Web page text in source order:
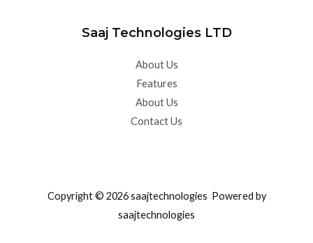
Saaj Technologies LTD
About Us
Features
About Us
Contact Us
Copyright © 2026 saajtechnologies Powered by
saajtechnologies